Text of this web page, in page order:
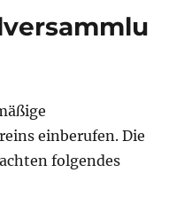
einberufen. Die
folgendes